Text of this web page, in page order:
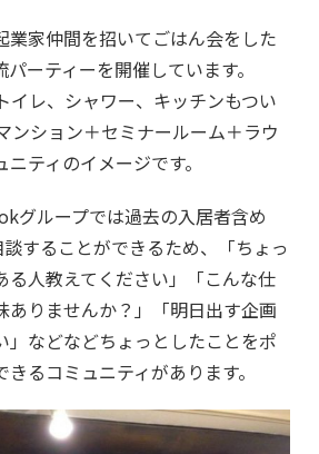
業家仲間を招いてごはん会をした
ーティーを開催しています。
イレ、シャワー、キッチンもつい
ンション＋セミナールーム＋ラウ
ティのイメージです。
グループでは過去の入居者含め
することができるため、「ちょっ
る人教えてください」「こんな仕
ありませんか？」「明日出す企画
」などなどちょっとしたことをポ
るコミュニティがあります。